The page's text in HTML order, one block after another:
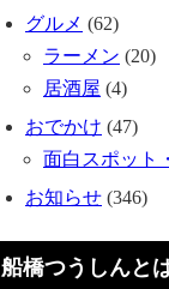
グルメ (62)
ラーメン (20)
居酒屋 (4)
おでかけ (47)
面白スポット
お知らせ (346)
船橋つうしんと